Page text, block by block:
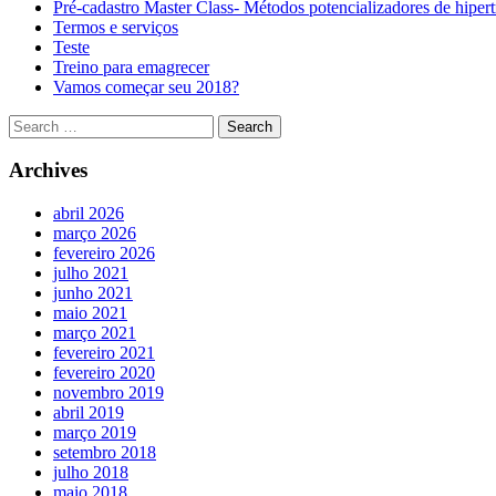
Pré-cadastro Master Class- Métodos potencializadores de
Termos e serviços
Teste
Treino para emagrecer
Vamos começar seu 2018?
Archives
abril 2026
março 2026
fevereiro 2026
julho 2021
junho 2021
maio 2021
março 2021
fevereiro 2021
fevereiro 2020
novembro 2019
abril 2019
março 2019
setembro 2018
julho 2018
maio 2018